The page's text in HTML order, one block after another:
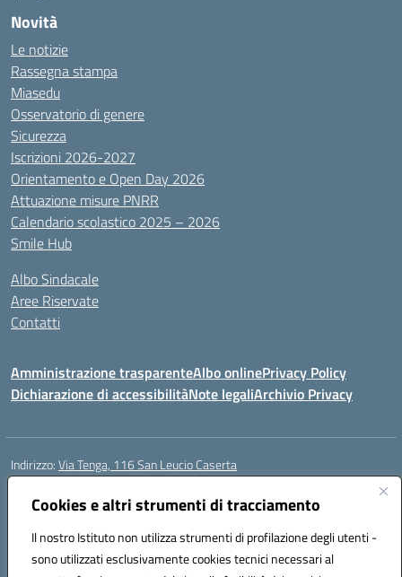
Cookies e altri strumenti di tracciamento
Il nostro Istituto non utilizza strumenti di profilazione degli utenti -
sono utilizzati esclusivamente cookies tecnici necessari al
Novità
Le notizie
Rassegna stampa
Miasedu
Osservatorio di genere
Sicurezza
Iscrizioni 2026-2027
Orientamento e Open Day 2026
Attuazione misure PNRR
Calendario scolastico 2025 – 2026
Smile Hub
Albo Sindacale
Aree Riservate
Contatti
Amministrazione trasparenteAlbo onlinePrivacy Policy
Dichiarazione di accessibilitàNote legaliArchivio Privacy
Indirizzo:Via Tenga, 116 San Leucio Caserta
Centralino:
Posta elettronica certificata (PEC):ceis042009@pec.istruzione.it
Codice fiscale: 93098380616
Codice meccanografico:CEIS042009
Codice Indice delle Pubbliche Amministrazioni (IPA): islasleu